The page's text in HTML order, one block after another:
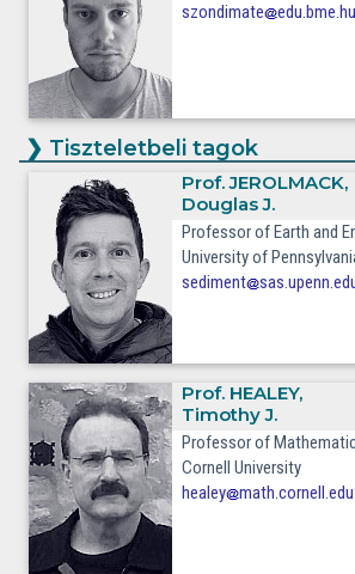
szondimate
edu.bme.hu
❯ Tiszteletbeli tagok
Prof.JEROLMACK,
Douglas J.
Professor of Earth and
University of
sediment
Prof. HEALEY,
Timothy J.
Professor of
Cornell University
healey
math.cornell.edu